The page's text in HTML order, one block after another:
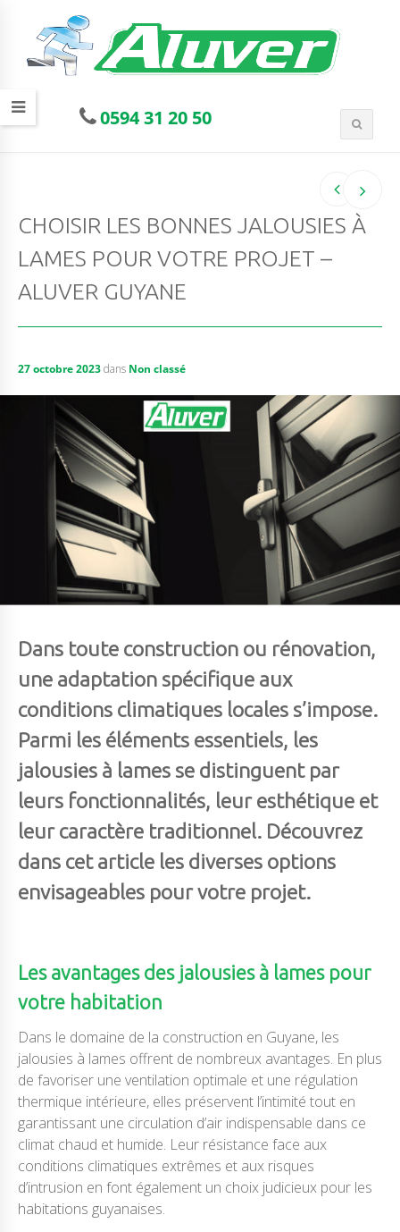
0594 31 20 50
CHOISIR LES BONNES JALOUSIES À
LAMES POUR VOTRE PROJET –
ALUVER GUYANE
27 octobre 2023dans Non classé
Dans toute construction ou rénovation,
une adaptation spécifique aux
conditions climatiques locales s’impose.
Parmi les éléments essentiels, les
jalousies à lames se distinguent par
leurs fonctionnalités, leur esthétique et
leur caractère traditionnel. Découvrez
dans cet article les diverses options
envisageables pour votre projet.
Les avantages des jalousies à lames pour
votre habitation
Dans le domaine de la construction en Guyane, les
jalousies à lames offrent de nombreux avantages. En plus
de favoriser une ventilation optimale et une régulation
thermique intérieure, elles préservent l’intimité tout en
garantissant une circulation d’air indispensable dans ce
climat chaud et humide. Leur résistance face aux
conditions climatiques extrêmes et aux risques
d’intrusion en font également un choix judicieux pour les
habitations guyanaises.